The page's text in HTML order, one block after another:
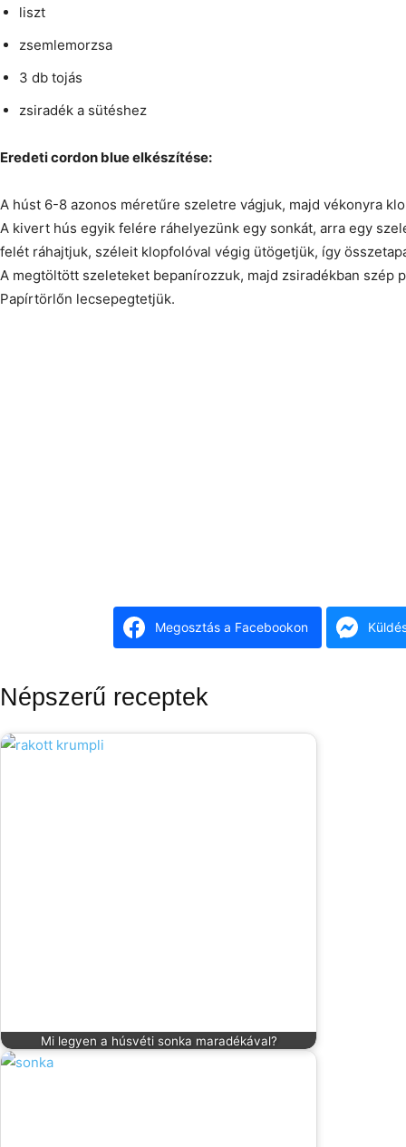
liszt
zsemlemorzsa
3 db tojás
zsiradék a sütéshez
Eredeti cordon blue elkészítése:
A húst 6-8 azonos méretűre szeletre vágjuk, majd vékonyra
A kivert hús egyik felére ráhelyezünk egy sonkát, arra egy
felét ráhajtjuk, széleit klopfolóval végig ütögetjük, így
A megtöltött szeleteket bepanírozzuk, majd zsiradékban szép
Papírtörlőn lecsepegtetjük.
Megosztás a Facebookon
Népszerű receptek
Mi legyen a húsvéti sonka maradékával?